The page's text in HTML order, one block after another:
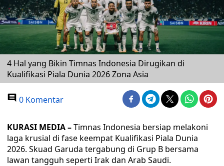
4 Hal yang Bikin Timnas Indonesia Dirugikan di
Kualifikasi Piala Dunia 2026 Zona Asia
0 Komentar
KURASI MEDIA –Timnas Indonesia bersiap melakoni
laga krusial di fase keempat Kualifikasi Piala Dunia
2026. Skuad Garuda tergabung di Grup B bersama
lawan tangguh seperti Irak dan Arab Saudi.